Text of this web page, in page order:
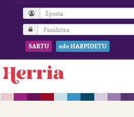
SARTU edo HARPIDETU